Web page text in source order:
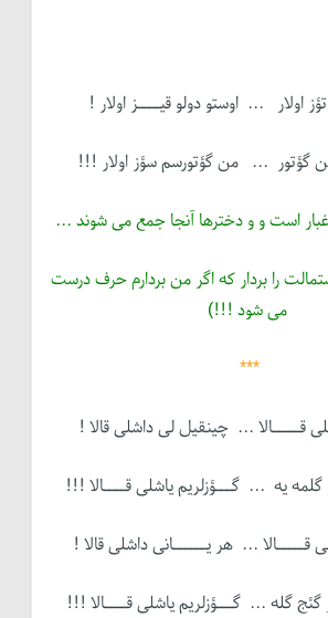
اولار ... اوستو دولو قیــــز اولار !
گؤتور ... من گؤتورسم سؤز اولار !!!
است و و دخترها آنجا جمع می شوند ...
را بردار که اگر من بردارم حرف درست
می شود !!!)
***
قـــــالا ... چینقیل لی داشلی قالا !
گلمه یه ... گـــؤزلریم یاشلی قــــالا !!!
قـــــالا ... هر یــــــانی داشلی قالا !
گئج گله ... گـــؤزلریم یاشلی قــــالا !!!